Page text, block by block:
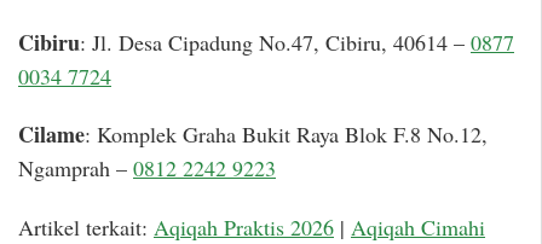
Cibiru: Jl. Desa Cipadung No.47, Cibiru, 40614 – 0877
0034 7724
Cilame: Komplek Graha Bukit Raya Blok F.8 No.12,
Ngamprah – 0812 2242 9223
Artikel terkait: Aqiqah Praktis 2026 | Aqiqah Cimahi